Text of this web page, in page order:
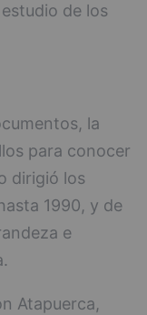
de los
la
para conocer
dirigió los
1990, y de
e
Atapuerca,